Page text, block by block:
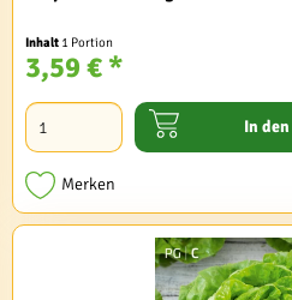
Inhalt 1 Portion
3,59 € *
In den
Merken